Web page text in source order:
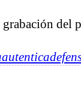
grabación del